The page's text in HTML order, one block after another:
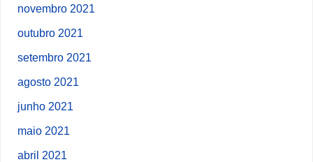
novembro 2021
outubro 2021
setembro 2021
agosto 2021
junho 2021
maio 2021
abril 2021